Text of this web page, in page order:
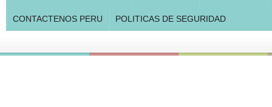
CONTACTENOS PERU POLITICAS DE SEGURIDAD